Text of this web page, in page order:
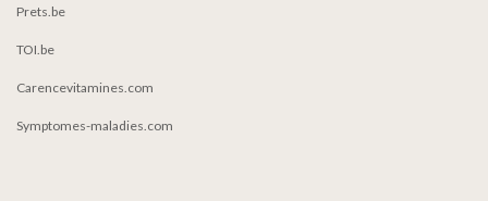
Prets.be
TOI.be
Carencevitamines.com
Symptomes-maladies.com